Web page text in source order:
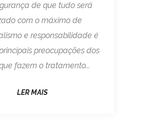
de que tudo será
com o máximo de
e responsabilidade é
preocupações dos
fazem o tratamento...
LER MAIS